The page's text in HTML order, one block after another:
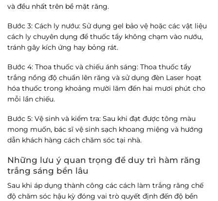
và đều nhất trên bề mặt răng.
Bước 3: Cách ly nướu: Sử dụng gel bảo vệ hoặc các vật liệu
cách ly chuyên dụng để thuốc tẩy không chạm vào nướu,
tránh gây kích ứng hay bỏng rát.
Bước 4: Thoa thuốc và chiếu ánh sáng: Thoa thuốc tẩy
trắng nồng độ chuẩn lên răng và sử dụng đèn Laser hoạt
hóa thuốc trong khoảng mười lăm đến hai mươi phút cho
mỗi lần chiếu.
Bước 5: Vệ sinh và kiểm tra: Sau khi đạt được tông màu
mong muốn, bác sĩ vệ sinh sạch khoang miệng và hướng
dẫn khách hàng cách chăm sóc tại nhà.
Những lưu ý quan trọng để duy trì hàm răng
trắng sáng bền lâu
Sau khi áp dụng thành công các cách làm trắng răng chế
độ chăm sóc hậu kỳ đóng vai trò quyết định đến độ bền